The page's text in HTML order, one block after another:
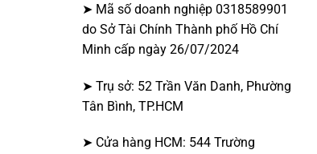
➤ Mã số doanh nghiệp 0318589901
do Sở Tài Chính Thành phố Hồ Chí
Minh cấp ngày 26/07/2024
➤ Trụ sở: 52 Trần Văn Danh, Phường
Tân Bình, TP.HCM
➤ Cửa hàng HCM: 544 Trường